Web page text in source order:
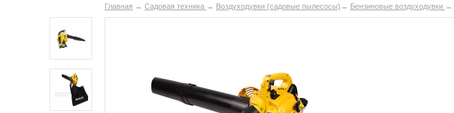
Главная → Садовая техника → Воздуходувки (садовые пылесосы) → Бензиновые воздуходувки →